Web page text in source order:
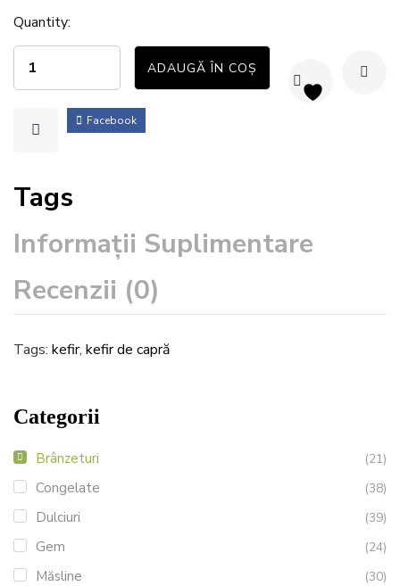
Categorii
Brânzeturi (21)
Congelate (38)
Dulciuri (39)
Gem (24)
Măsline (30)
Quantity:
ADAUGĂ ÎN COȘ
Facebook
Tags
Informații Suplimentare
Recenzii (0)
Tags: kefir, kefir de capră